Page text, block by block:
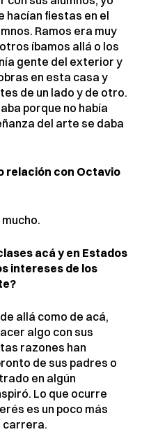
hacían fiestas en el
Ramos era muy
íbamos allá o los
gente del exterior y
en esta casa y
de un lado y de otro.
porque no había
del arte se daba
relación con Octavio
acá y en Estados
intereses de los
allá como de acá,
algo con sus
razones han
de sus padres o
en algún
Lo que ocurre
es un poco más
carrera.